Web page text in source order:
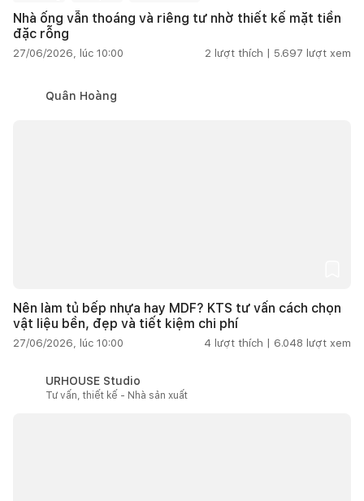
Nhà ống vẫn thoáng và riêng tư nhờ thiết kế mặt tiền
đặc rỗng
27/06/2026, lúc 10:00 2 lượt thích | 5.697 lượt xem
Quân Hoàng
Nên làm tủ bếp nhựa hay MDF? KTS tư vấn cách chọn
vật liệu bền, đẹp và tiết kiệm chi phí
27/06/2026, lúc 10:00 4 lượt thích | 6.048 lượt xem
URHOUSE Studio
Tư vấn, thiết kế - Nhà sản xuất